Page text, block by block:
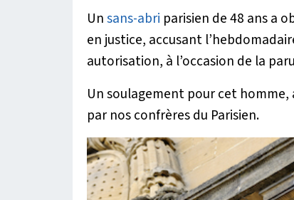
Unsans-abri parisien de 48 ans a
en justice, accusant
autorisation, à l’occasion de la
Un soulagement pour cet
par nos confrères du Parisien.